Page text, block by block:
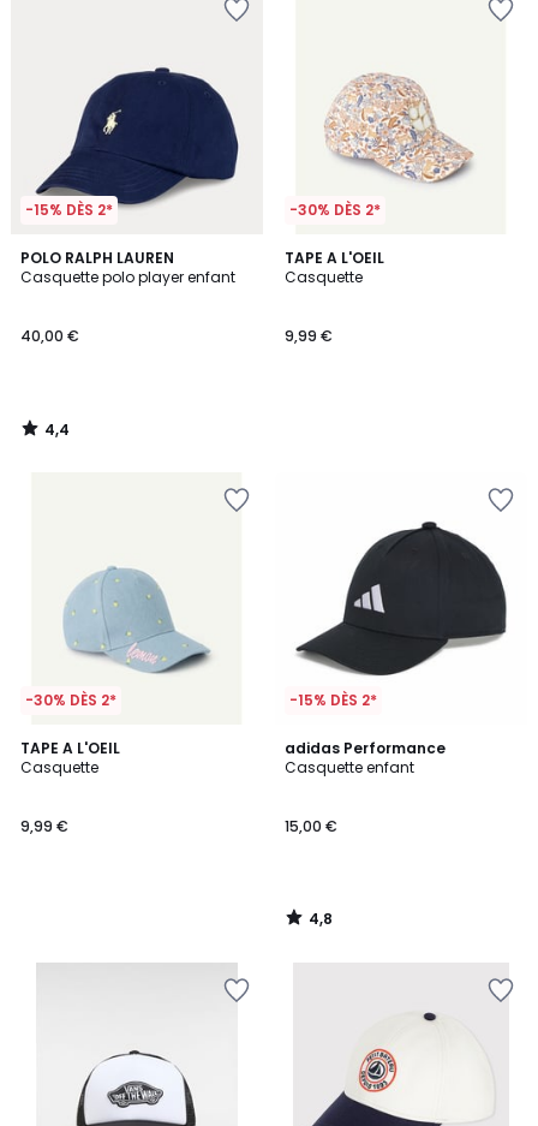
-15% DÈS 2*
POLO RALPH LAUREN
Casquette polo player enfant
€.
40,00 €
4,4
/ 5
4,4
/
-30% DÈS 2*
TAPE A L'OEIL
Casquette
9,99 €
-30% DÈS 2*
TAPE A L'OEIL
Casquette
9,99 €
-15% DÈS 2*
adidas Performance
Casquette enfant
15,00 €
4,8
/ 5
4,8
/